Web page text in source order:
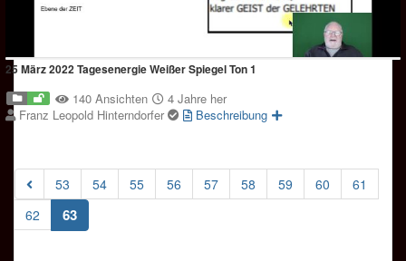
25 März 2022 Tagesenergie Weißer Spiegel Ton 1
140 Ansichten
4 Jahre her
Franz Leopold Hinterndorfer
Beschreibung
53 54 55 56 57 58 59 60
61
62
63(current)